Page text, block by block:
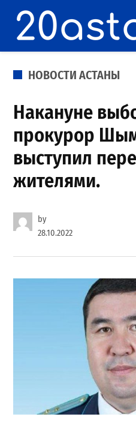
content
POSTED
НОВОСТИ АСТАНЫ
Накануне
прокурор
выступил
жителями.
by
28.10.2022